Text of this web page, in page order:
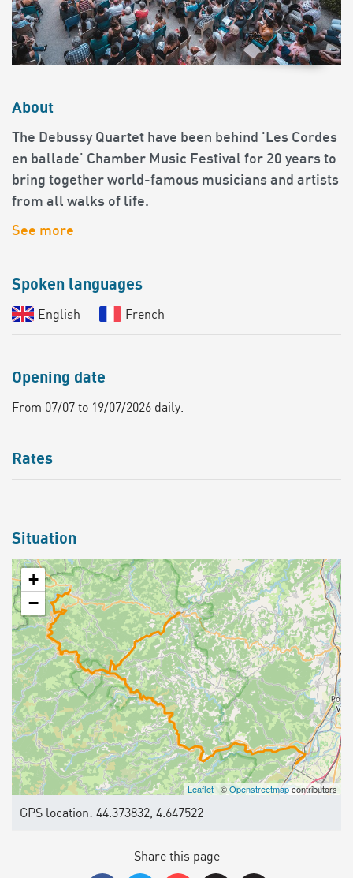
About
The Debussy Quartet have been behind 'Les Cordes
en ballade' Chamber Music Festival for 20 years to
bring together world-famous musicians and artists
from all walks of life.
See more
Spoken languages
English French
Opening date
From 07/07 to 19/07/2026 daily.
Rates
Situation
+
−
Leaflet | ©Openstreetmapcontributors
GPS location: 44.373832, 4.647522
Share this page